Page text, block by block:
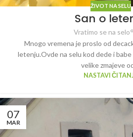
ŽIVOT NA SELU
San o
Vratimo se na selo
Mnogo vremena je proslo od
letenju.Ovde na selu kod dede i
velike zmajeve
NASTAVI
07
MAR